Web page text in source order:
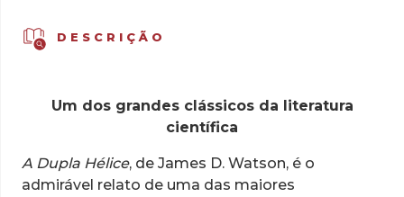
DESCRIÇÃO
Um dos grandes clássicos da literatura
científica
A Dupla Hélice, de James D. Watson, é o
admirável relato de uma das maiores